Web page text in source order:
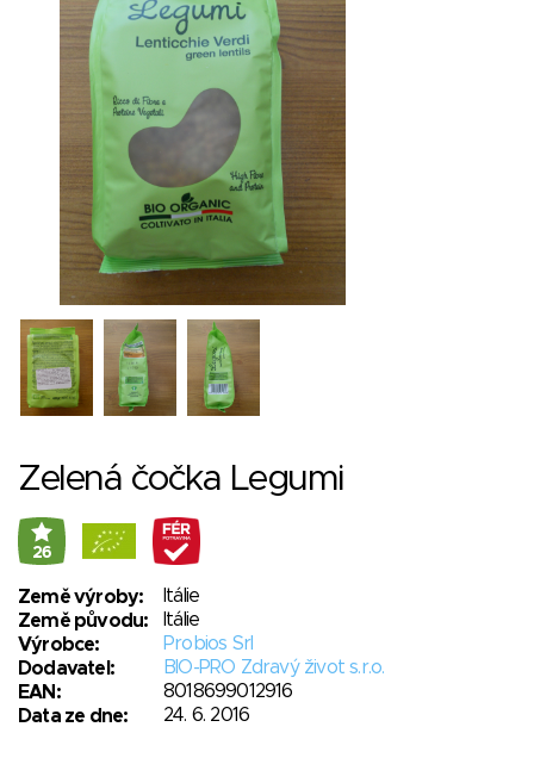
Zelená čočka Legumi
26
Země výroby:
Itálie
Země původu:
Itálie
Výrobce:
Probios Srl
Dodavatel:
BIO-PRO Zdravý život s.r.o.
EAN:
8018699012916
Data ze dne:
24. 6. 2016